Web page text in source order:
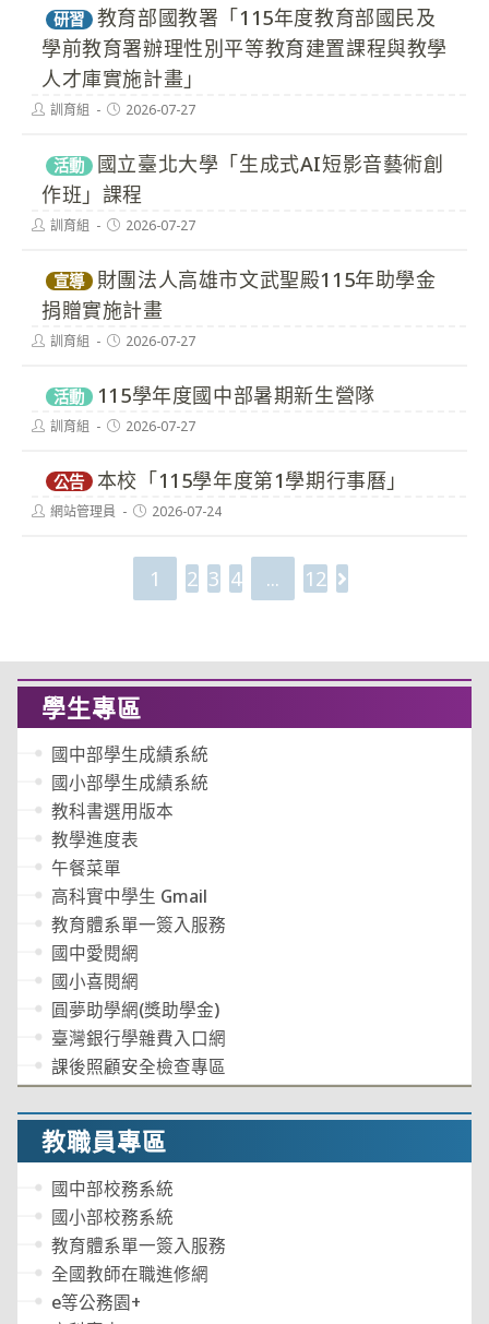
研習
教育部國教署「115年度教育部國民及
學前教育署辦理性別平等教育建置課程與教學
人才庫實施計畫」
Post訓育組
Post2026-07-27
活動
國立臺北大學「生成式AI短影音藝術創
作班」課程
Post訓育組
Post2026-07-27
宣導
財團法人高雄市文武聖殿115年助學金
捐贈實施計畫
Post訓育組
Post2026-07-27
活動 115學年度國中部暑期新生營隊
Post訓育組
Post2026-07-27
公告 本校「115學年度第1學期行事曆」
Post網站管理員
Post2026-07-24
1 2 3 4 ... 12 Go to the next
學生專區
國中部學生成績系統
國小部學生成績系統
教科書選用版本
教學進度表
午餐菜單
高科實中學生 Gmail
教育體系單一簽入服務
國中愛閱網
國小喜閱網
圓夢助學網(獎助學金)
臺灣銀行學雜費入口網
課後照顧安全檢查專區
教職員專區
國中部校務系統
國小部校務系統
教育體系單一簽入服務
全國教師在職進修網
e等公務園+